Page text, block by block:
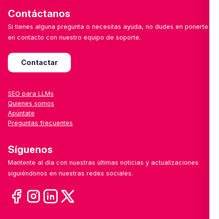
Contáctanos
Si tienes alguna pregunta o necesitas ayuda, no dudes en ponerte
en contacto con nuestro equipo de soporte.
Contactar
SEO para LLMs
Quienes somos
Apúntate
Preguntas frecuentes
Síguenos
Mantente al día con nuestras últimas noticias y actualizaciones
siguiéndonos en nuestras redes sociales.